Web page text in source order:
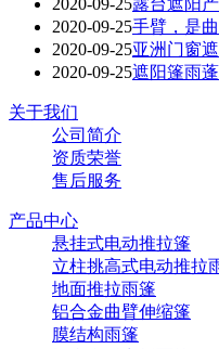
2020-09-25手臂，是
2020-09-25亚洲门窗
2020-09-25遮阳篷雨
关于我们
公司简介
资质荣誉
售后服务
产品中心
悬挂式电动推拉篷
立柱挑高式电动推拉
地面推拉雨篷
铝合金曲臂伸缩篷
膜结构雨篷